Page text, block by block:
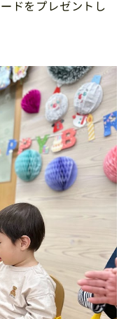
ドをプレゼントし